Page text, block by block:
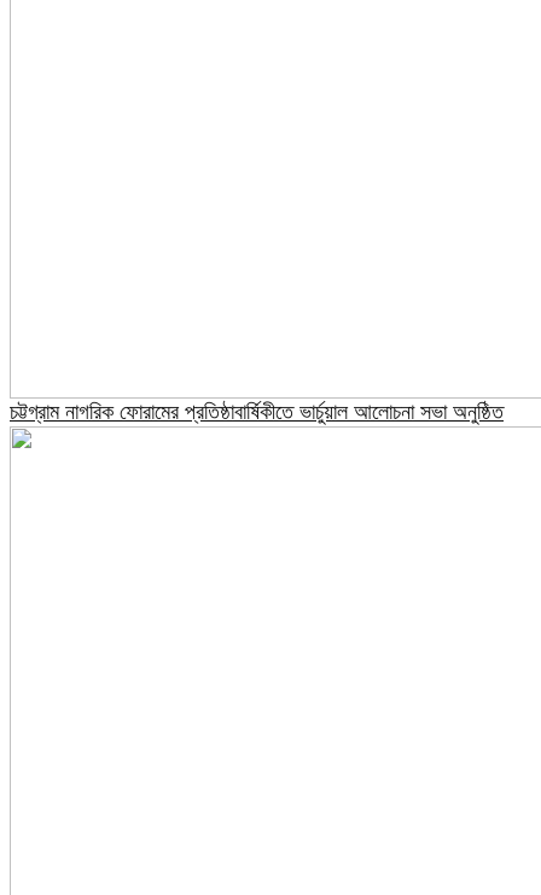
চট্টগ্রাম নাগরিক ফোরামের প্রতিষ্ঠাবার্ষিকীতে ভার্চুয়াল আলোচনা সভা অনুষ্ঠিত